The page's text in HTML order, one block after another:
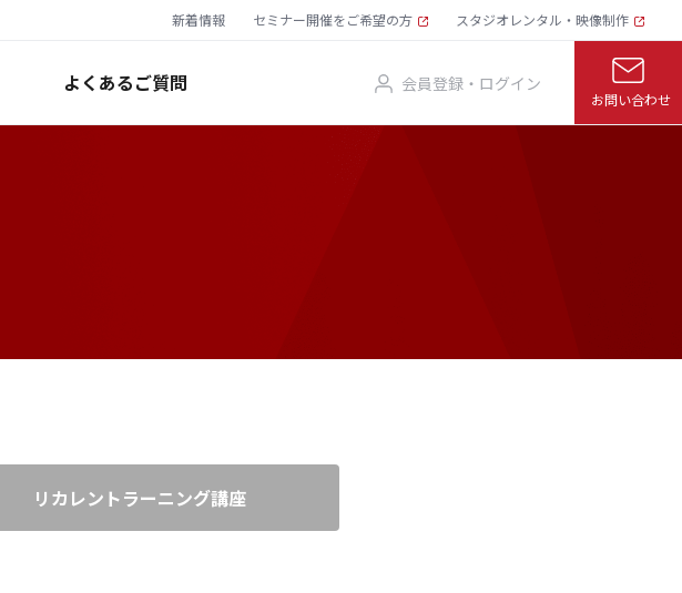
新着情報 セミナー開催をご希望の方 スタジオレンタル・映像制作
よくあるご質問 会員登録・ログイン
お問い合わせ
リカレントラーニング講座